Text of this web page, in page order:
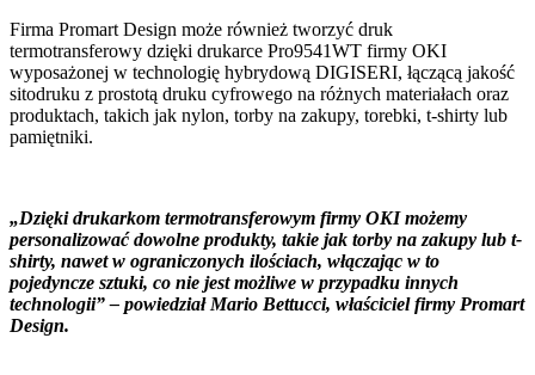
Firma Promart Design może również tworzyć druk
termotransferowy dzięki drukarce Pro9541WT firmy OKI
wyposażonej w technologię hybrydową DIGISERI, łączącą jakość
sitodruku z prostotą druku cyfrowego na różnych materiałach oraz
produktach, takich jak nylon, torby na zakupy, torebki, t-shirty lub
pamiętniki.
„Dzięki drukarkom termotransferowym firmy OKI możemy
personalizować dowolne produkty, takie jak torby na zakupy lub t-
shirty, nawet w ograniczonych ilościach, włączając w to
pojedyncze sztuki, co nie jest możliwe w przypadku innych
technologii” – powiedział Mario Bettucci, właściciel firmy Promart
Design.